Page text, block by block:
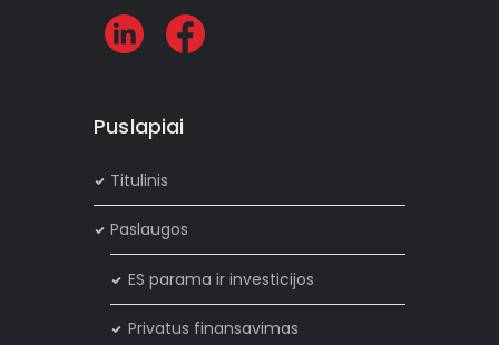
Puslapiai
Titulinis
Paslaugos
ES parama ir investicijos
Privatus finansavimas